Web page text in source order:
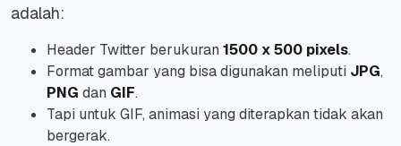
adalah:
Header Twitter berukuran 1500 x 500 pixels.
Format gambar yang bisa digunakan meliputi JPG,
PNG dan GIF.
Tapi untuk GIF, animasi yang diterapkan tidak akan
bergerak.